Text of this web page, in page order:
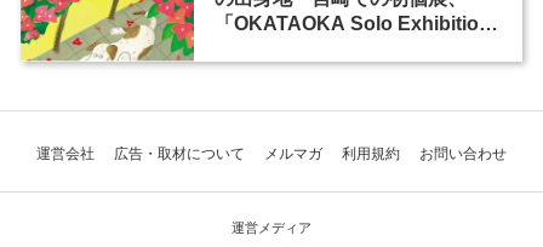
「OKATAOKA Solo Exhibition
運営会社 広告・取材について メルマガ 利用規約 お問い合わせ
運営メディア